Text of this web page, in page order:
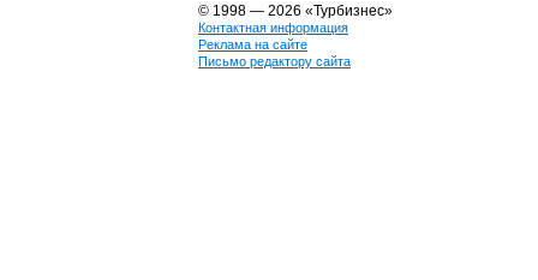
© 1998 — 2026 «Турбизнес»
Контактная информация
Реклама на сайте
Письмо редактору сайта